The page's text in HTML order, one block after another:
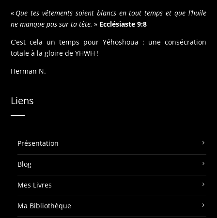
« Que tes vêtements soient blancs en tout temps et que l’huile
ne manque pas sur ta tête. » Ecclésiaste 9:8
C’est cela un temps pour Yéhoshoua : une consécration
totale à la gloire de YHWH !
Herman N.
Liens
Présentation
Blog
Mes Livres
Ma Bibliothèque